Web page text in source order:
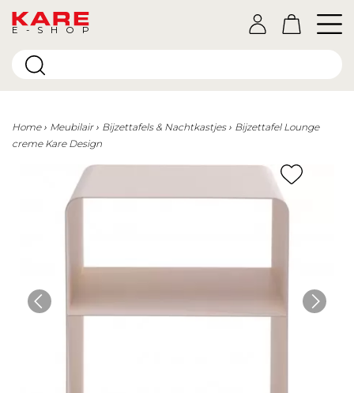
E-SHOP
Home Meubilair Bijzettafels & Nachtkastjes
Bijzettafel Lounge
creme Kare Design